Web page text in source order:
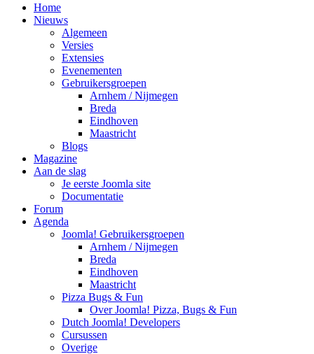
Home
Nieuws
Algemeen
Versies
Extensies
Evenementen
Gebruikersgroepen
Arnhem / Nijmegen
Breda
Eindhoven
Maastricht
Blogs
Magazine
Aan de slag
Je eerste Joomla site
Documentatie
Forum
Agenda
Joomla! Gebruikersgroepen
Arnhem / Nijmegen
Breda
Eindhoven
Maastricht
Pizza Bugs & Fun
Over Joomla! Pizza, Bugs & Fun
Dutch Joomla! Developers
Cursussen
Overige